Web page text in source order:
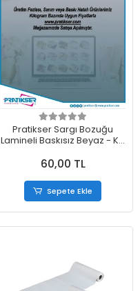
Pratikser Sargı Bozuğu
Lamineli Baskısız Beyaz - Kg
60,00 TL
Sepete Ekle